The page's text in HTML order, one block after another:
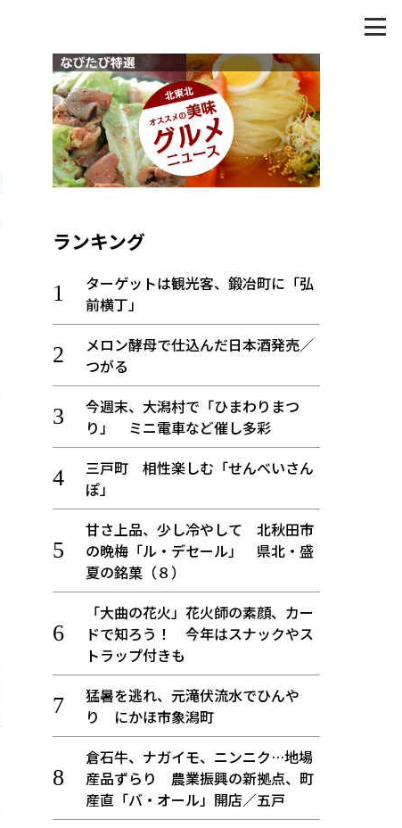
ランキング
ターゲットは観光客、鍛冶町に「弘
前横丁」
メロン酵母で仕込んだ日本酒発売／
つがる
今週末、大潟村で「ひまわりまつ
り」 ミニ電車など催し多彩
三戸町 相性楽しむ「せんべいさん
ぽ」
甘さ上品、少し冷やして 北秋田市
の晩梅「ル・デセール」 県北・盛
夏の銘菓（８）
「大曲の花火」花火師の素顔、カー
ドで知ろう！ 今年はスナックやス
トラップ付きも
猛暑を逃れ、元滝伏流水でひんや
り にかほ市象潟町
倉石牛、ナガイモ、ニンニク…地場
産品ずらり 農業振興の新拠点、町
産直「バ・オール」開店／五戸